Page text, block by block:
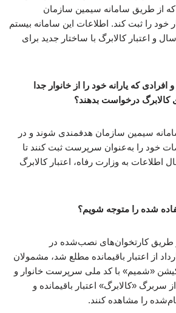
از طریق سامانه سیمین سازمان
خود را ثبت کند. اطلاعات این سامانه بیستم
و اعتبار کالابرگ با ساختار جدید برای
که یارانه خود را از خانوار جدا
کالابرگ درخواست بدهند؟
سامانه سیمین سازمان هدفمندی شوند و در
خود را به‌عنوان سرپرست ثبت کنند تا
اطلاعات به وزارت رفاه، اعتبار کالابرگ
شده را متوجه شویم؟
طریق کارتخوان‌های نصب‌شده در
از اعتبار باقیمانده مطلع شد، مشمولان
«شمیم» با کد ملی سرپرست خانوار و
سربرگ «کالابرگ» اعتبار باقیمانده و
را مشاهده کنند.